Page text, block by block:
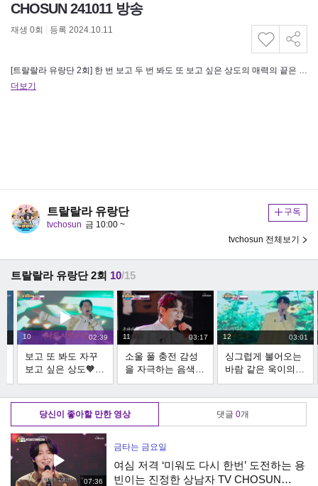
CHOSUN 241011 방송
재생 0회 등록 2024.10.11
[트랄랄라 유랑단 2회] 한 번 보고 두 번 봐도 또 보고 싶은 상도의 매력의 끝은 어디
더보기
트랄랄라 유랑단
tvchosun 금 10:00 ~
구독
tvchosun 전체보기
트랄랄라 유랑단 2회 10/15
10 02:39
보고 또 봐도 자꾸
보고 싶은 상도🧡
‘미인’ TV CHOSUN
241011 방송
11 03:17
소울 풀 충전 감성
을 자극하는 음색
‘미련 때문에’ TV
CHOSUN 241011
방송
12 03:01
싱그럽게 불어오는
바람 같은 욱이의
음색 ‘해바라기 꽃’
TV CHOSUN
당신이 좋아할 만한 영상 댓글 0개
07:36
금타는 금요일
여심 저격 ‘미워도 다시 한번’ 도전하는 용
빈이는 진정한 상남자 TV CHOSUN